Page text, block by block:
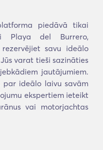
piedāvā tikai
Playa del Burrero,
savu ideālo
varat tieši sazināties
jautājumiem.
ideālo laivu savām
ekspertiem ieteikt
vai motorjachtas